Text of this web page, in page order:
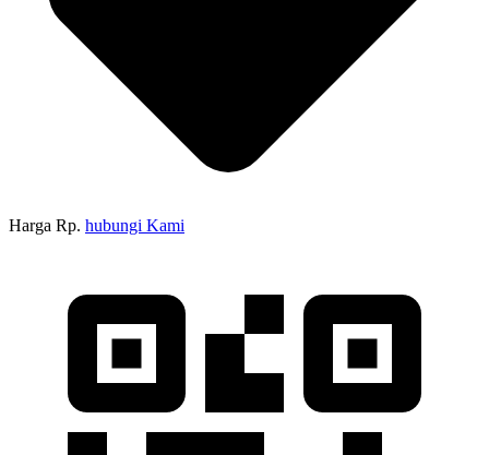
Harga Rp. hubungi Kami